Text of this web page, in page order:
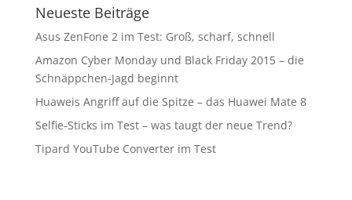
Neueste Beiträge
Asus ZenFone 2 im Test: Groß, scharf, schnell
Amazon Cyber Monday und Black Friday 2015 – die
Schnäppchen-Jagd beginnt
Huaweis Angriff auf die Spitze – das Huawei Mate 8
Selfie-Sticks im Test – was taugt der neue Trend?
Tipard YouTube Converter im Test